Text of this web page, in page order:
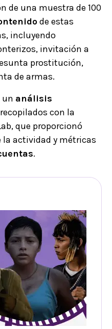
de una muestra de 100
de estas
incluyendo
invitación a
prostitución,
de armas.
un análisis
recopilados con la
que proporcionó
actividad y métricas
.